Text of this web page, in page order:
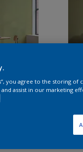
you agree to the storing
and assist in our marketing